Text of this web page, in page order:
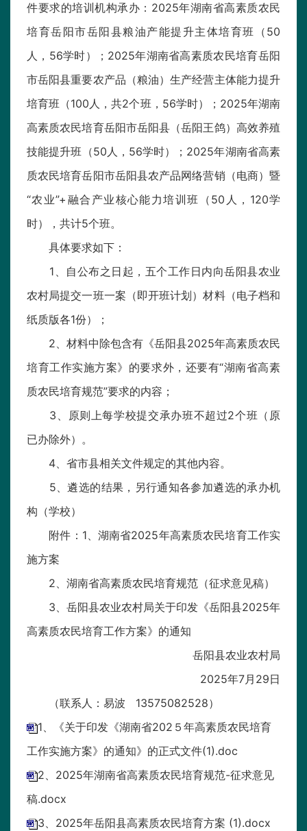
件要求的培训机构承办：2025年湖南省高素质农民
培育岳阳市岳阳县粮油产能提升主体培育班（50
人，56学时）；2025年湖南省高素质农民培育岳阳
市岳阳县重要农产品（粮油）生产经营主体能力提升
培育班（100人，共2个班，56学时）；2025年湖南
高素质农民培育岳阳市岳阳县（岳阳王鸽）高效养殖
技能提升班（50人，56学时）；2025年湖南省高素
质农民培育岳阳市岳阳县农产品网络营销（电商）暨
“农业”+融合产业核心能力培训班（50人，120学
时），共计5个班。
具体要求如下：
1、自公布之日起，五个工作日内向岳阳县农业
农村局提交一班一案（即开班计划）材料（电子档和
纸质版各1份）；
2、材料中除包含有《岳阳县2025年高素质农民
培育工作实施方案》的要求外，还要有“湖南省高素
质农民培育规范”要求的内容；
3、原则上每学校提交承办班不超过2个班（原
已办除外）。
4、省市县相关文件规定的其他内容。
5、遴选的结果，另行通知各参加遴选的承办机
构（学校）
附件：1、湖南省2025年高素质农民培育工作实
施方案
2、湖南省高素质农民培育规范（征求意见稿）
3、岳阳县农业农村局关于印发《岳阳县2025年
高素质农民培育工作方案》的通知
岳阳县农业农村局
2025年7月29日
（联系人：易波 13575082528）
1、《关于印发《湖南省202５年高素质农民培育
工作实施方案》的通知》的正式文件(1).doc
2、2025年湖南省高素质农民培育规范-征求意见
稿.docx
3、2025年岳阳县高素质农民培育方案 (1).docx